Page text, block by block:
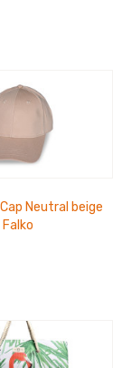
Neutral beige
Falko